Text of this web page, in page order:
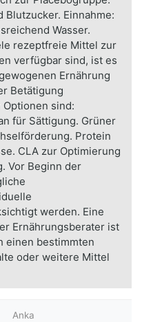
Blutzucker. Einnahme:
Wasser.
rezeptfreie Mittel zur
verfügbar sind, ist es
Ernährung
Betätigung
sind:
für Sättigung. Grüner
Protein
CLA zur Optimierung
Vor Beginn der
werden. Eine
Ernährungsberater ist
einen bestimmten
oder weitere Mittel
Anka